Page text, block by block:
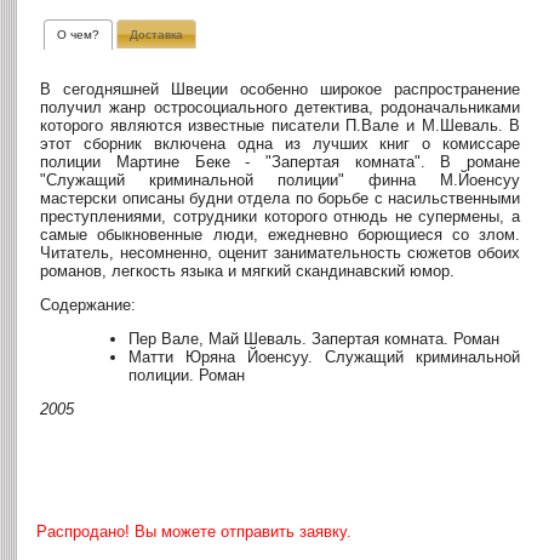
О чем? Доставка
В сегодняшней Швеции особенно широкое распространение
получил жанр остросоциального детектива, родоначальниками
которого являются известные писатели П.Вале и М.Шеваль. В
этот сборник включена одна из лучших книг о комиссаре
полиции Мартине Беке - "Запертая комната". В романе
"Служащий криминальной полиции" финна М.Йоенсуу
мастерски описаны будни отдела по борьбе с насильственными
преступлениями, сотрудники которого отнюдь не супермены, а
самые обыкновенные люди, ежедневно борющиеся со злом.
Читатель, несомненно, оценит занимательность сюжетов обоих
романов, легкость языка и мягкий скандинавский юмор.
Содержание:
Пер Вале, Май Шеваль. Запертая комната. Роман
Матти Юряна Йоенсуу. Служащий криминальной
полиции. Роман
2005
Распродано! Вы можете отправить заявку.